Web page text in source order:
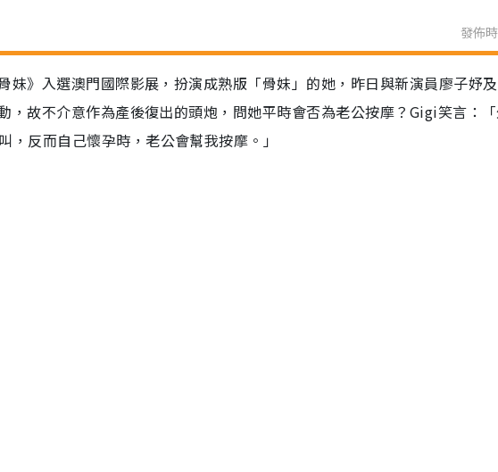
發佈
妹》入選澳門國際影展，扮演成熟版「骨妹」的她，昨日與新演員廖子妤
，故不介意作為產後復出的頭炮，問她平時會否為老公按摩？Gigi笑言：
，反而自己懷孕時，老公會幫我按摩。」